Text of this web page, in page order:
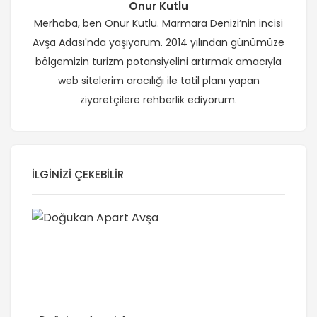
Onur Kutlu
Merhaba, ben Onur Kutlu. Marmara Denizi’nin incisi
Avşa Adası'nda yaşıyorum. 2014 yılından günümüze
bölgemizin turizm potansiyelini artırmak amacıyla
web sitelerim aracılığı ile tatil planı yapan
ziyaretçilere rehberlik ediyorum.
İLGINIZI ÇEKEBILIR